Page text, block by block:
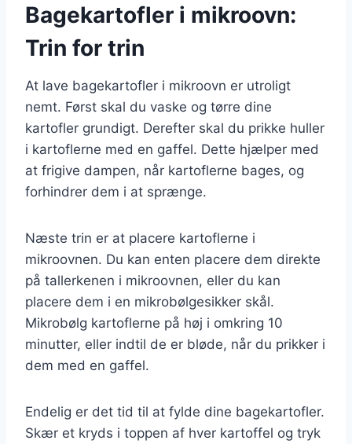
Bagekartofler i mikroovn:
Trin for trin
At lave bagekartofler i mikroovn er utroligt
nemt. Først skal du vaske og tørre dine
kartofler grundigt. Derefter skal du prikke huller
i kartoflerne med en gaffel. Dette hjælper med
at frigive dampen, når kartoflerne bages, og
forhindrer dem i at sprænge.
Næste trin er at placere kartoflerne i
mikroovnen. Du kan enten placere dem direkte
på tallerkenen i mikroovnen, eller du kan
placere dem i en mikrobølgesikker skål.
Mikrobølg kartoflerne på høj i omkring 10
minutter, eller indtil de er bløde, når du prikker i
dem med en gaffel.
Endelig er det tid til at fylde dine bagekartofler.
Skær et kryds i toppen af hver kartoffel og tryk